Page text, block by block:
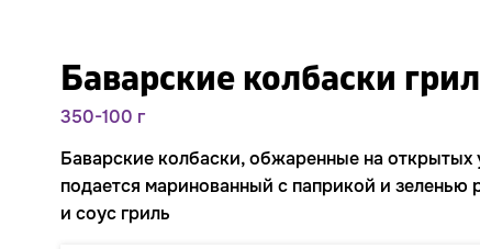
Баварские колбаски
350-100 г
Баварские колбаски, обжаренные на открытых
подается маринован­ный с паприкой и зеленью
и соус гриль